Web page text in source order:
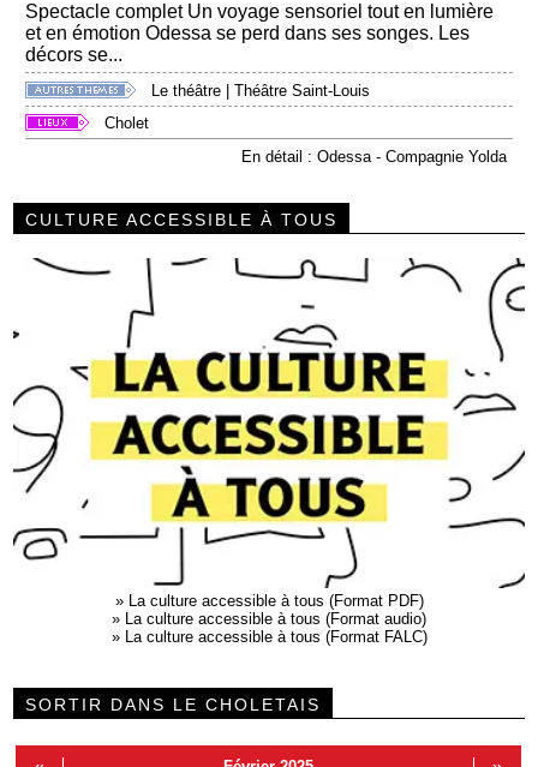
Spectacle complet Un voyage sensoriel tout en lumière
et en émotion Odessa se perd dans ses songes. Les
décors se...
Le théâtre |Théâtre Saint-Louis
Cholet
En détail : Odessa - Compagnie Yolda
CULTURE ACCESSIBLE À TOUS
»
La culture accessible à tous (Format PDF)
»
La culture accessible à tous (Format audio)
»
La culture accessible à tous (Format FALC)
SORTIR DANS LE CHOLETAIS